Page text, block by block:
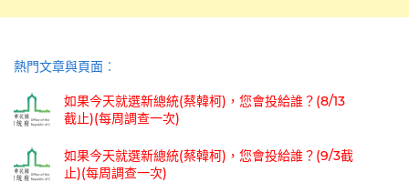
熱門文章與頁面︰
如果今天就選新總統(蔡韓柯)，您會投給誰？(8/13
截止)(每周調查一次)
如果今天就選新總統(蔡韓柯)，您會投給誰？(9/3截
止)(每周調查一次)